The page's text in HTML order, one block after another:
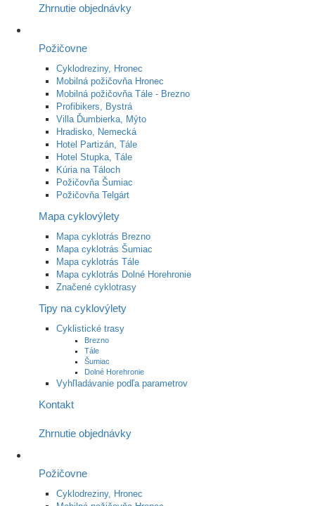
Zhrnutie objednávky
Požičovne
Cyklodreziny, Hronec
Mobilná požičovňa Hronec
Mobilná požičovňa Tále - Brezno
Profibikers, Bystrá
Villa Ďumbierka, Mýto
Hradisko, Nemecká
Hotel Partizán, Tále
Hotel Stupka, Tále
Kúria na Táloch
Požičovňa Šumiac
Požičovňa Telgárt
Mapa cyklovýlety
Mapa cyklotrás Brezno
Mapa cyklotrás Šumiac
Mapa cyklotrás Tále
Mapa cyklotrás Dolné Horehronie
Značené cyklotrasy
Tipy na cyklovýlety
Cyklistické trasy
Brezno
Tále
Šumiac
Dolné Horehronie
Vyhľladávanie podľa parametrov
Kontakt
Zhrnutie objednávky
Požičovne
Cyklodreziny, Hronec